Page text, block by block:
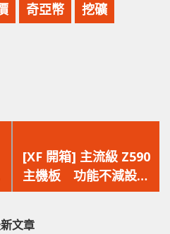
奇亞幣 挖礦
一
篇
文
[XF 開箱] 主流級 Z590
主機板 功能不減設計
更簡潔 ASRock Z590
文章